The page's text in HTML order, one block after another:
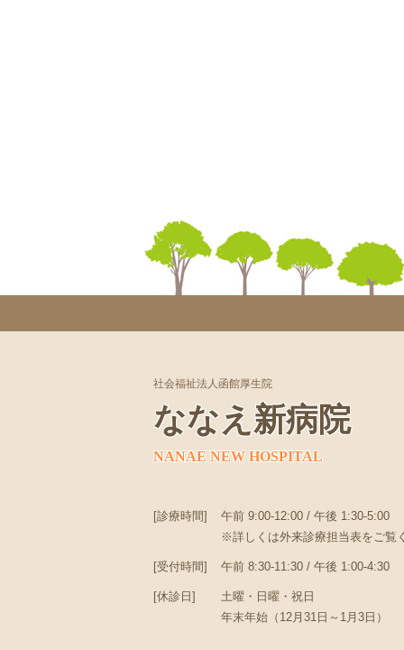
社会福祉法人函館厚生院
ななえ新病院
NANAE NEW HOSPITAL
[診療時間]
午前 9:00-12:00 / 午後 1:30-5:00
※詳しくは外来診療担当表をご覧
[受付時間] 午前 8:30-11:30 / 午後 1:00-4:30
[休診日]
土曜・日曜・祝日
年末年始（12月31日～1月3日）